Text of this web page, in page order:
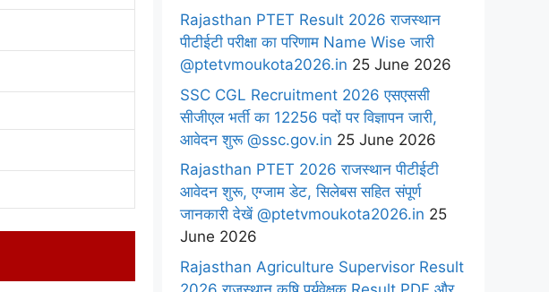
Rajasthan PTET Result 2026 राजस्थान
पीटीईटी परीक्षा का परिणाम Name Wise जारी
@ptetvmoukota2026.in 25 June 2026
SSC CGL Recruitment 2026 एसएससी
सीजीएल भर्ती का 12256 पदों पर विज्ञापन जारी,
आवेदन शुरू @ssc.gov.in 25 June 2026
Rajasthan PTET 2026 राजस्थान पीटीईटी
आवेदन शुरू, एग्जाम डेट, सिलेबस सहित संपूर्ण
जानकारी देखें @ptetvmoukota2026.in 25
June 2026
Rajasthan Agriculture Supervisor Result